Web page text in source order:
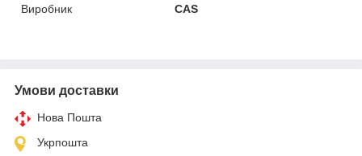
Виробник
CAS
Умови доставки
Нова Пошта
Укрпошта